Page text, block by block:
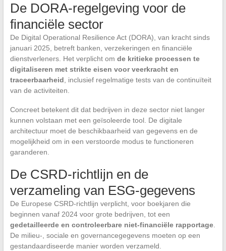
De DORA-regelgeving voor de
financiële sector
De Digital Operational Resilience Act (DORA), van kracht sinds
januari 2025, betreft banken, verzekeringen en financiële
dienstverleners. Het verplicht om de kritieke processen te
digitaliseren met strikte eisen voor veerkracht en
traceerbaarheid , inclusief regelmatige tests van de continuïteit
van de activiteiten.
Concreet betekent dit dat bedrijven in deze sector niet langer
kunnen volstaan met een geïsoleerde tool. De digitale
architectuur moet de beschikbaarheid van gegevens en de
mogelijkheid om in een verstoorde modus te functioneren
garanderen.
De CSRD-richtlijn en de
verzameling van ESG-gegevens
De Europese CSRD-richtlijn verplicht, voor boekjaren die
beginnen vanaf 2024 voor grote bedrijven, tot een
gedetailleerde en controleerbare niet-financiële rapportage.
De milieu-, sociale en governancegegevens moeten op een
gestandaardiseerde manier worden verzameld.